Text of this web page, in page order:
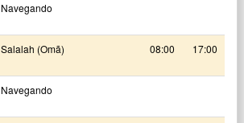
Navegando
Salalah (Omã) 08:00 17:00
Navegando